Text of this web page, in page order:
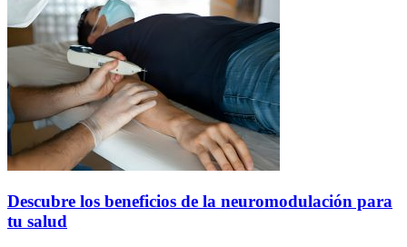
Descubre los beneficios de la neuromodulación para
tu salud